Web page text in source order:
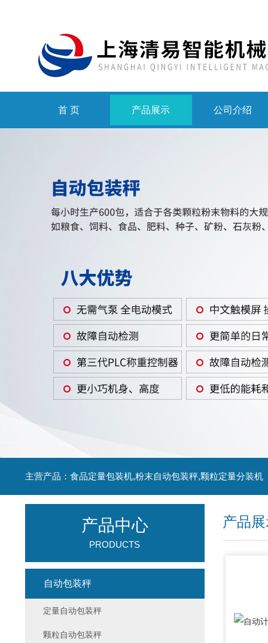
首 页 产品展示 公司介绍
主营产品：食品定量包装机,粉末自动包装秤,颗粒定量分装机
产品
产品中心
PRODUCTS
自动包装秤
定量自动包装秤
颗粒自动包装秤